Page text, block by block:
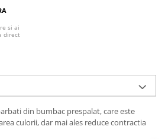
si ai
direct
din bumbac prespalat, care este
culorii, dar mai ales reduce contractia